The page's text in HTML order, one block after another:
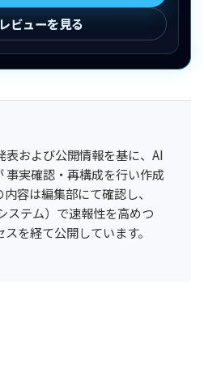
ビューを見る
および公開情報を基に、AI
実確認・再構成を行い作成
容は編集部にて確認し、
ステム）で速報性を高めつ
を経て公開しています。